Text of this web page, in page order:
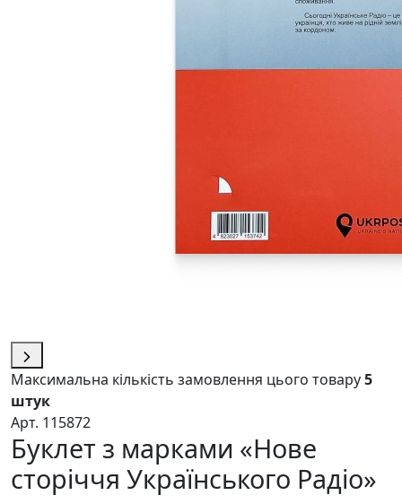
Максимальна кількість замовлення цього товару5
штук
Арт. 115872
Буклет з марками «Нове
сторіччя Українського Радіо»